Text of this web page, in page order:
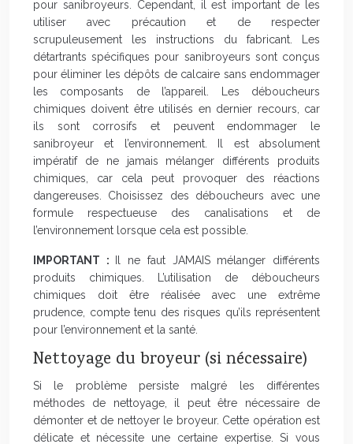
pour sanibroyeurs. Cependant, il est important de les
utiliser avec précaution et de respecter
scrupuleusement les instructions du fabricant. Les
détartrants spécifiques pour sanibroyeurs sont conçus
pour éliminer les dépôts de calcaire sans endommager
les composants de l’appareil. Les déboucheurs
chimiques doivent être utilisés en dernier recours, car
ils sont corrosifs et peuvent endommager le
sanibroyeur et l’environnement. Il est absolument
impératif de ne jamais mélanger différents produits
chimiques, car cela peut provoquer des réactions
dangereuses. Choisissez des déboucheurs avec une
formule respectueuse des canalisations et de
l’environnement lorsque cela est possible.
IMPORTANT :
Il ne faut JAMAIS mélanger différents
produits chimiques. L’utilisation de déboucheurs
chimiques doit être réalisée avec une extrême
prudence, compte tenu des risques qu’ils représentent
pour l’environnement et la santé.
Nettoyage du broyeur (si nécessaire)
Si le problème persiste malgré les différentes
méthodes de nettoyage, il peut être nécessaire de
démonter et de nettoyer le broyeur. Cette opération est
délicate et nécessite une certaine expertise. Si vous